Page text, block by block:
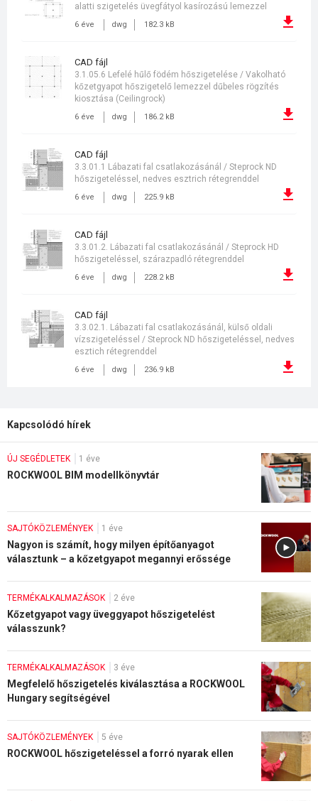
6 éve dwg 182.3 kB
alatti szigetelés üvegfátyol kasírozású lemezzel
CAD fájl
6 éve dwg 186.2 kB
3.1.05.6 Lefelé hűlő födém hőszigetelése / Vakolható
kőzetgyapot hőszigetelő lemezzel dűbeles rögzítés
kiosztása (Ceilingrock)
CAD fájl
6 éve dwg 225.9 kB
3.3.01.1 Lábazati fal csatlakozásánál / Steprock ND
hőszigeteléssel, nedves esztrich rétegrenddel
CAD fájl
6 éve dwg 228.2 kB
3.3.01.2. Lábazati fal csatlakozásánál / Steprock HD
hőszigeteléssel, szárazpadló rétegrenddel
CAD fájl
6 éve dwg 236.9 kB
3.3.02.1. Lábazati fal csatlakozásánál, külső oldali
vízszigeteléssel / Steprock ND hőszigeteléssel, nedves
esztich rétegrenddel
Kapcsolódó hírek
ÚJ SEGÉDLETEK 1 éve
ROCKWOOL BIM modellkönyvtár
SAJTÓKÖZLEMÉNYEK 1 éve
Nagyon is számít, hogy milyen építőanyagot
választunk – a kőzetgyapot megannyi erőssége
TERMÉKALKALMAZÁSOK 2 éve
Kőzetgyapot vagy üveggyapot hőszigetelést
válasszunk?
TERMÉKALKALMAZÁSOK 3 éve
Megfelelő hőszigetelés kiválasztása a ROCKWOOL
Hungary segítségével
SAJTÓKÖZLEMÉNYEK 5 éve
ROCKWOOL hőszigeteléssel a forró nyarak ellen